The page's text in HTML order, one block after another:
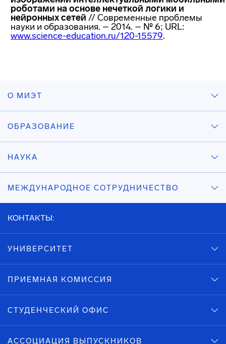
роботами на основе нечеткой логики и
нейронных сетей // Современные проблемы
науки и образования. – 2014. – № 6; URL:
www.science-education.ru/120-15579.
О МИЭТ
ОБРАЗОВАНИЕ
НАУКА
МЕЖДУНАРОДНОЕ СОТРУДНИЧЕСТВО
КОНТАКТЫ:
УНИВЕРСИТЕТ
ПРИЕМНАЯ КОМИССИЯ
СТУДЕНЧЕСКИЙ ОФИС
АССОЦИАЦИЯ ВЫПУСКНИКОВ